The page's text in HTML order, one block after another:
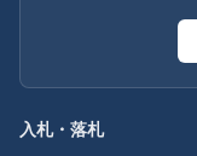
入札・落札